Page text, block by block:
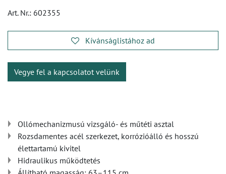
Art. Nr.: 602355
Kívánságlistához ad
Vegye fel a kapcsolatot velünk
Ollómechanizmusú vizsgáló- és műtéti asztal
Rozsdamentes acél szerkezet, korrózióálló és hosszú
élettartamú kivitel
Hidraulikus működtetés